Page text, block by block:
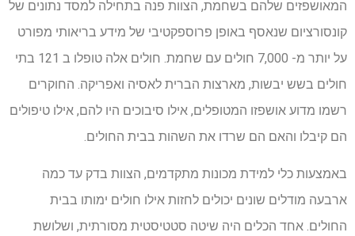
המאושפזים שלהם בשחמת, הצוות פנה בתחילה למסד נתונים של
קונסורציום שנאסף באופן פרוספקטיבי של מידע בריאותי מפורט
על יותר מ- 7,000 חולים עם שחמת. חולים אלה טופלו ב 121 בתי
חולים בשש יבשות, מארצות הברית לאסיה ואפריקה. החוקרים
רשמו מדוע אושפזו המטופלים, אילו סיבוכים היו להם, אילו טיפולים
הם קיבלו והאם הם שרדו את השהות בבית החולים.
באמצעות כלי למידת מכונות מתקדמים, הצוות בדק עד כמה
ארבעה מודלים שונים יכולים לחזות אילו חולים ימותו בבית
החולים. אחד הכלים היה שיטה סטטיסטית מסורתית, ושלושת